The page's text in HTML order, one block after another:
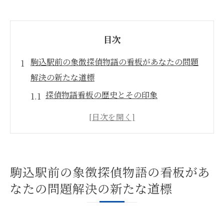
目次
駒込駅前の象徴探偵物語の看板があなたの問題
解決の新たな道標
探偵物語看板の歴史とその印象
駒込駅前看板が示す探偵の存在意義
探偵に依頼する際の第一歩としての看板
探偵物語看板がもたらす安心感
探偵物語看板が示す探偵事務所の信頼性を徹底
駒込駅前の象徴探偵物語の看板があ
なたの問題解決の新たな道標